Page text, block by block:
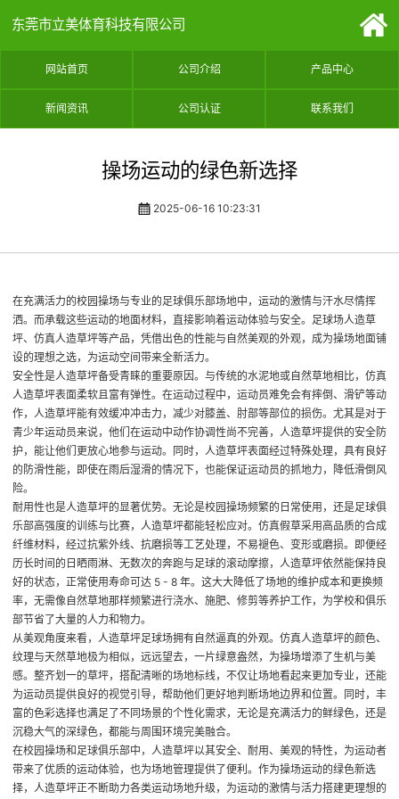
东莞市立美体育科技有限公司
网站首页 公司介绍 产品中心
新闻资讯 公司认证 联系我们
操场运动的绿色新选择
2025-06-16 10:23:31
在充满活力的校园操场与专业的足球俱乐部场地中，运动的激情与汗水尽情挥
洒。而承载这些运动的地面材料，直接影响着运动体验与安全。足球场人造草
坪、仿真人造草坪等产品，凭借出色的性能与自然美观的外观，成为操场地面铺
设的理想之选，为运动空间带来全新活力。
安全性是人造草坪备受青睐的重要原因。与传统的水泥地或自然草地相比，仿真
人造草坪表面柔软且富有弹性。在运动过程中，运动员难免会有摔倒、滑铲等动
作，人造草坪能有效缓冲冲击力，减少对膝盖、肘部等部位的损伤。尤其是对于
青少年运动员来说，他们在运动中动作协调性尚不完善，人造草坪提供的安全防
护，能让他们更放心地参与运动。同时，人造草坪表面经过特殊处理，具有良好
的防滑性能，即使在雨后湿滑的情况下，也能保证运动员的抓地力，降低滑倒风
险。
耐用性也是人造草坪的显著优势。无论是校园操场频繁的日常使用，还是足球俱
乐部高强度的训练与比赛，人造草坪都能轻松应对。仿真假草采用高品质的合成
纤维材料，经过抗紫外线、抗磨损等工艺处理，不易褪色、变形或磨损。即便经
历长时间的日晒雨淋、无数次的奔跑与足球的滚动摩擦，人造草坪依然能保持良
好的状态，正常使用寿命可达 5 - 8 年。这大大降低了场地的维护成本和更换频
率，无需像自然草地那样频繁进行浇水、施肥、修剪等养护工作，为学校和俱乐
部节省了大量的人力和物力。
从美观角度来看，人造草坪足球场拥有自然逼真的外观。仿真人造草坪的颜色、
纹理与天然草地极为相似，远远望去，一片绿意盎然，为操场增添了生机与美
感。整齐划一的草坪，搭配清晰的场地标线，不仅让场地看起来更加专业，还能
为运动员提供良好的视觉引导，帮助他们更好地判断场地边界和位置。同时，丰
富的色彩选择也满足了不同场景的个性化需求，无论是充满活力的鲜绿色，还是
沉稳大气的深绿色，都能与周围环境完美融合。
在校园操场和足球俱乐部中，人造草坪以其安全、耐用、美观的特性，为运动者
带来了优质的运动体验，也为场地管理提供了便利。作为操场运动的绿色新选
择，人造草坪正不断助力各类运动场地升级，为运动的激情与活力搭建更理想的